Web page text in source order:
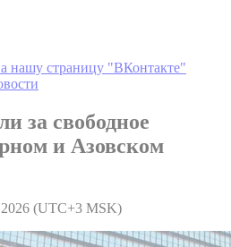
нашу страницу "ВКонтакте"
за свободное
и Азовском
(UTC+3 MSK)